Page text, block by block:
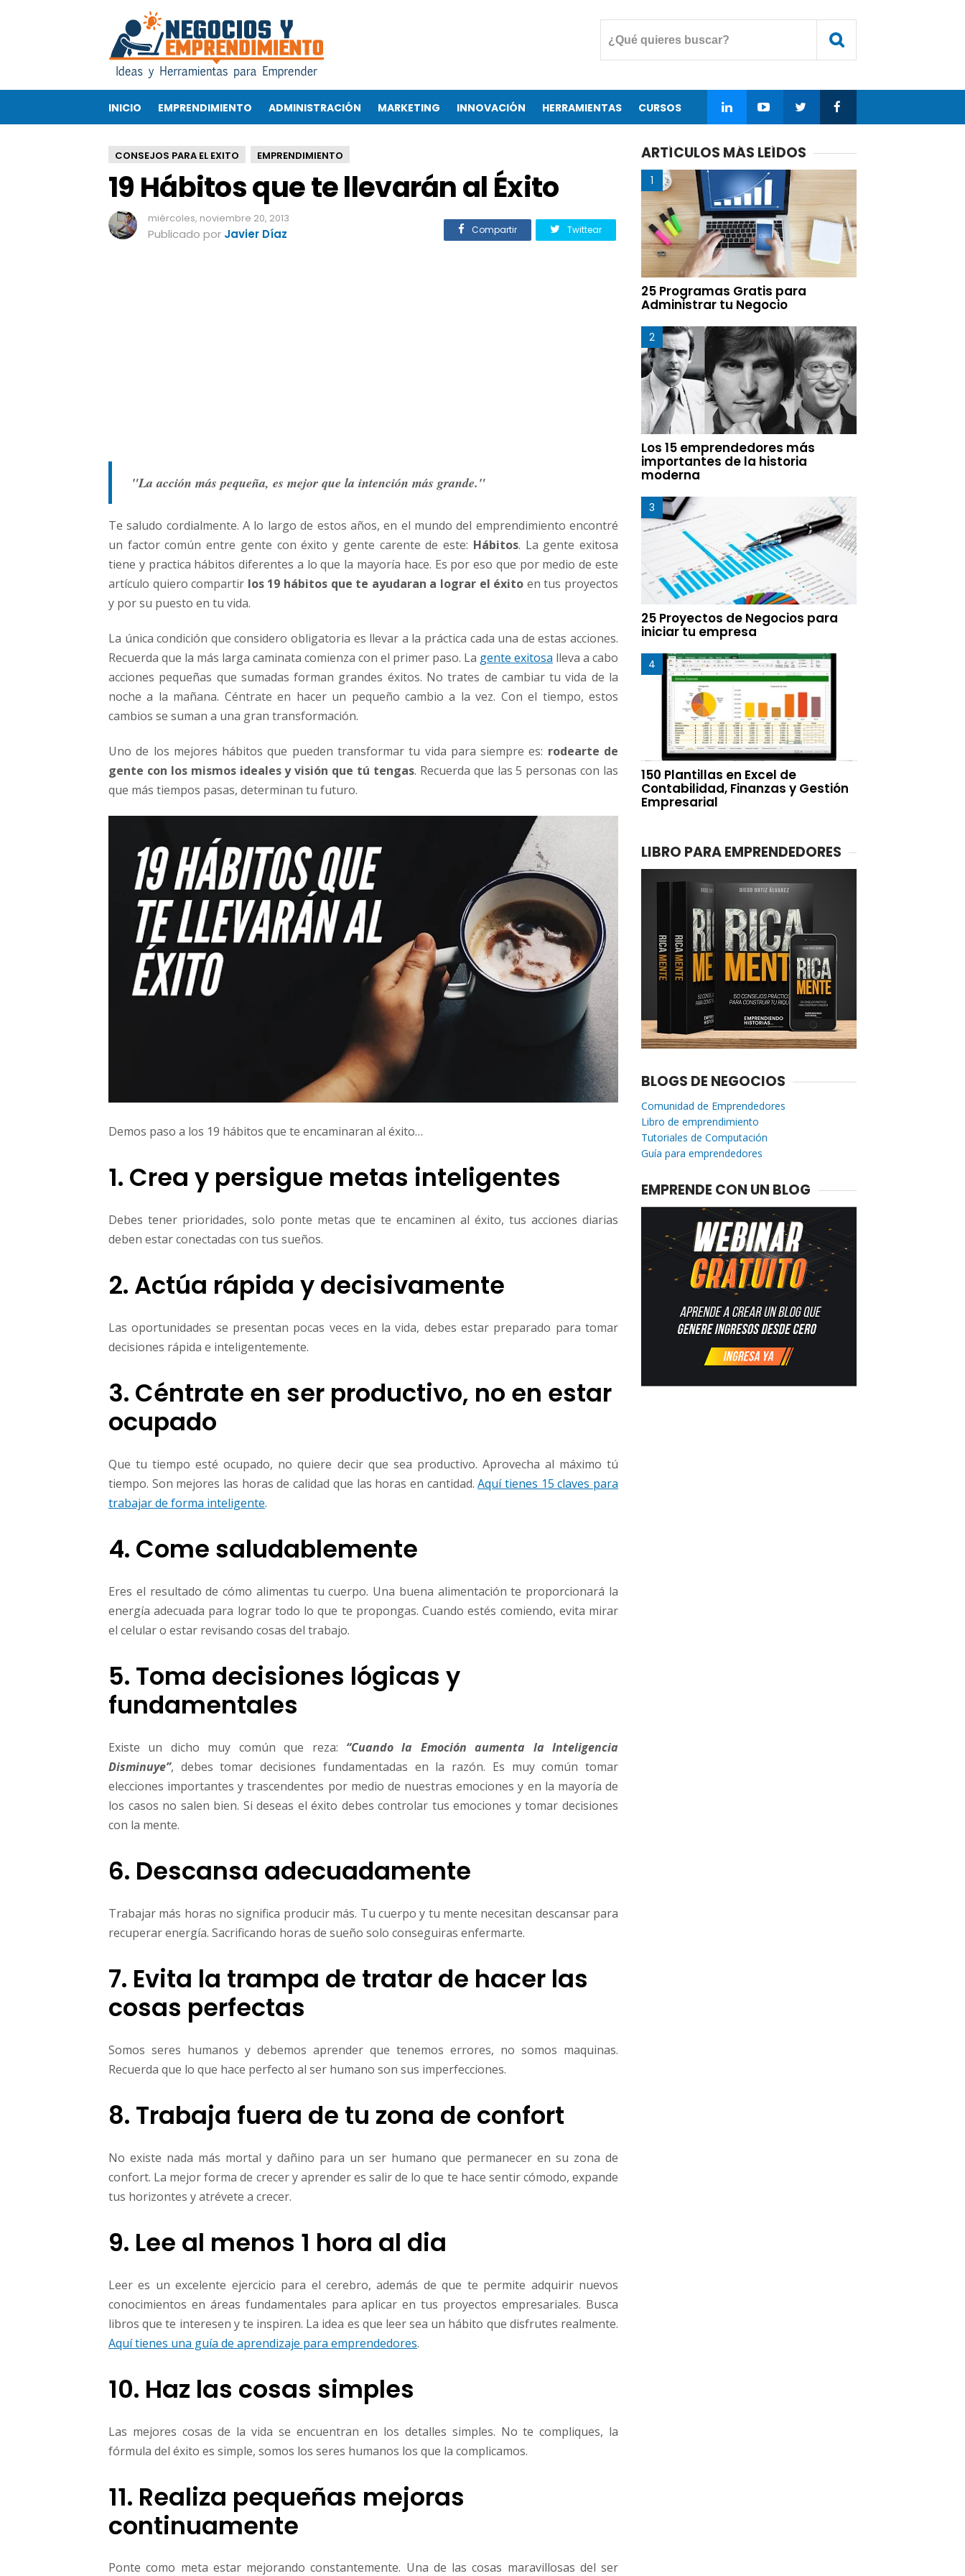
H
t
o
s
q
u
e
o
INICIO EMPRENDIMIENTO ADMINISTRACIÓN MARKETING INNOVACIÓN HERRAMIENTAS CURSOS
CONSEJOS PARA EL EXITO EMPRENDIMIENTO
19 Hábitos que te llevarán al Éxito
miércoles, noviembre 20, 2013
Publicado por Javier Díaz Compartir Twittear
"La acción más pequeña, es mejor que la intención más grande."
Te saludo cordialmente. A lo largo de estos años, en el mundo del emprendimiento encontré
un factor común entre gente con éxito y gente carente de este: Hábitos. La gente exitosa
tiene y practica hábitos diferentes a lo que la mayoría hace. Es por eso que por medio de este
artículo quiero compartir los 19 hábitos que te ayudaran a lograr el éxito en tus proyectos
y por su puesto en tu vida.
La única condición que considero obligatoria es llevar a la práctica cada una de estas acciones.
Recuerda que la más larga caminata comienza con el primer paso. La gente exitosa lleva a cabo
acciones pequeñas que sumadas forman grandes éxitos. No trates de cambiar tu vida de la
noche a la mañana. Céntrate en hacer un pequeño cambio a la vez. Con el tiempo, estos
cambios se suman a una gran transformación.
Uno de los mejores hábitos que pueden transformar tu vida para siempre es: rodearte de
gente con los mismos ideales y visión que tú tengas. Recuerda que las 5 personas con las
que más tiempos pasas, determinan tu futuro.
Demos paso a los 19 hábitos que te encaminaran al éxito…
1. Crea y persigue metas inteligentes
Debes tener prioridades, solo ponte metas que te encaminen al éxito, tus acciones diarias
deben estar conectadas con tus sueños.
2. Actúa rápida y decisivamente
Las oportunidades se presentan pocas veces en la vida, debes estar preparado para tomar
decisiones rápida e inteligentemente.
3. Céntrate en ser productivo, no en estar
ocupado
Que tu tiempo esté ocupado, no quiere decir que sea productivo. Aprovecha al máximo tú
tiempo. Son mejores las horas de calidad que las horas en cantidad.Aquí tienes 15 claves para
trabajar de forma inteligente.
4. Come saludablemente
Eres el resultado de cómo alimentas tu cuerpo. Una buena alimentación te proporcionará la
energía adecuada para lograr todo lo que te propongas. Cuando estés comiendo, evita mirar
el celular o estar revisando cosas del trabajo.
5. Toma decisiones lógicas y
fundamentales
Existe un dicho muy común que reza: “Cuando la Emoción aumenta la Inteligencia
Disminuye”, debes tomar decisiones fundamentadas en la razón. Es muy común tomar
elecciones importantes y trascendentes por medio de nuestras emociones y en la mayoría de
los casos no salen bien. Si deseas el éxito debes controlar tus emociones y tomar decisiones
con la mente.
6. Descansa adecuadamente
Trabajar más horas no significa producir más. Tu cuerpo y tu mente necesitan descansar para
recuperar energía. Sacrificando horas de sueño solo conseguiras enfermarte.
7. Evita la trampa de tratar de hacer las
cosas perfectas
Somos seres humanos y debemos aprender que tenemos errores, no somos maquinas.
Recuerda que lo que hace perfecto al ser humano son sus imperfecciones.
8. Trabaja fuera de tu zona de confort
No existe nada más mortal y dañino para un ser humano que permanecer en su zona de
confort. La mejor forma de crecer y aprender es salir de lo que te hace sentir cómodo, expande
tus horizontes y atrévete a crecer.
9. Lee al menos 1 hora al dia
Leer es un excelente ejercicio para el cerebro, además de que te permite adquirir nuevos
conocimientos en áreas fundamentales para aplicar en tus proyectos empresariales. Busca
libros que te interesen y te inspiren. La idea es que leer sea un hábito que disfrutes realmente.
Aquí tienes una guía de aprendizaje para emprendedores.
10. Haz las cosas simples
Las mejores cosas de la vida se encuentran en los detalles simples. No te compliques, la
fórmula del éxito es simple, somos los seres humanos los que la complicamos.
11. Realiza pequeñas mejoras
continuamente
Ponte como meta estar mejorando constantemente. Una de las cosas maravillosas del ser
ARTÍCULOS MÁS LEÍDOS
25 Programas Gratis para
Administrar tu Negocio
Los 15 emprendedores más
importantes de la historia
moderna
25 Proyectos de Negocios para
iniciar tu empresa
150 Plantillas en Excel de
Contabilidad, Finanzas y Gestión
Empresarial
LIBRO PARA EMPRENDEDORES
BLOGS DE NEGOCIOS
Comunidad de Emprendedores
Libro de emprendimiento
Tutoriales de Computación
Guía para emprendedores
EMPRENDE CON UN BLOG